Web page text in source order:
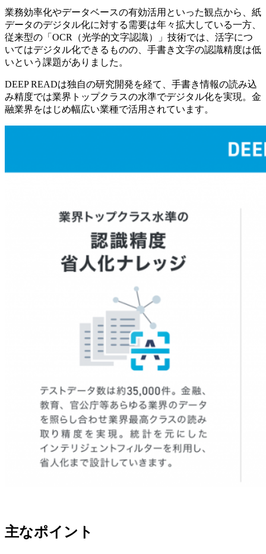
業務効率化やデータベースの有効活用といった観点から、紙
データのデジタル化に対する需要は年々拡大している一方、
従来型の「OCR（光学的文字認識）」技術では、活字につ
いてはデジタル化できるものの、手書き文字の認識精度は低
いという課題がありました。
DEEP READは独自の研究開発を経て、手書き情報の読み込
み精度では業界トップクラスの水準でデジタル化を実現。金
融業界をはじめ幅広い業種で活用されています。
主なポイント